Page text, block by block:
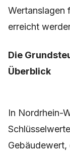
Wertanslagen
erreicht
Die
Überblick
In Nordrhein-